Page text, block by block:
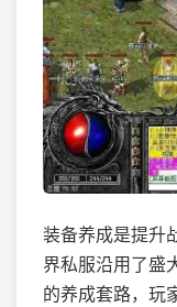
装备养成是提升
界私服沿用了盛
的养成套路，玩